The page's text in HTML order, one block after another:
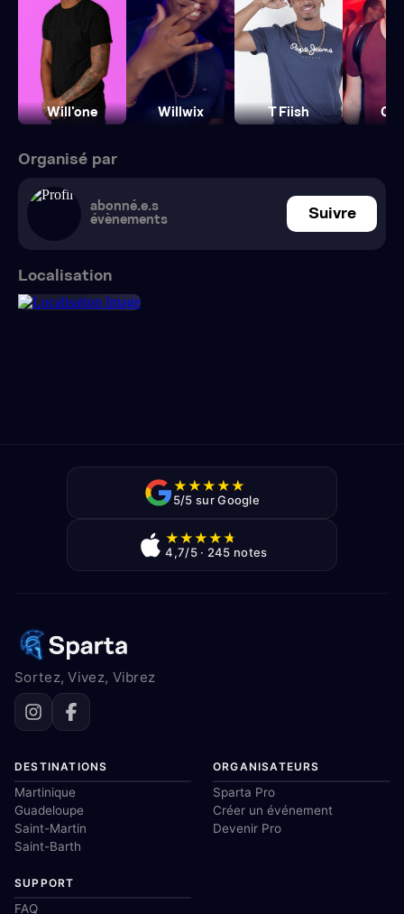
Will'one Willwix T Fiish
Organisé par
abonné.e.s
évènements
Suivre
Localisation
★★★★★
5/5 sur Google
★★★★★
4,7/5 · 245 notes
Sortez, Vivez, Vibrez
DESTINATIONS
Martinique
Guadeloupe
Saint-Martin
Saint-Barth
ORGANISATEURS
Sparta Pro
Créer un événement
Devenir Pro
SUPPORT
FAQ